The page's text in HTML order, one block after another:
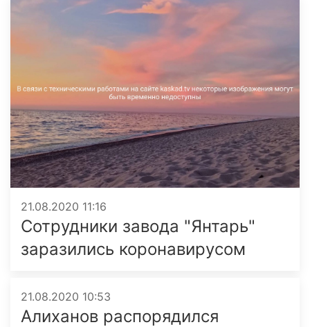
21.08.2020 11:16
Сотрудники завода "Янтарь"
заразились коронавирусом
21.08.2020 10:53
Алиханов распорядился